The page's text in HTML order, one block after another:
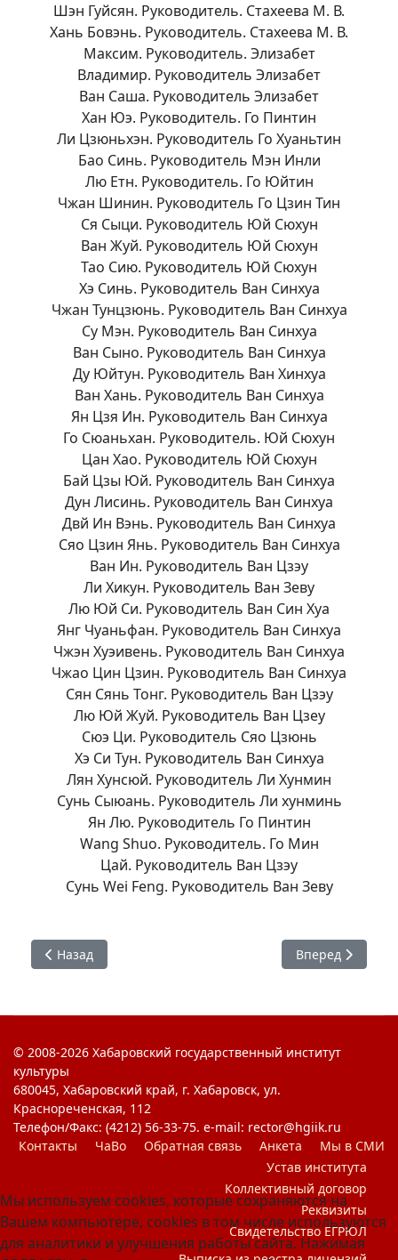
Шэн Гуйсян. Руководитель. Стахеева М. В.
Хань Бовэнь. Руководитель. Стахеева М. В.
Максим. Руководитель. Элизабет
Владимир. Руководитель Элизабет
Ван Саша. Руководитель Элизабет
Хан Юэ. Руководитель. Го Пинтин
Ли Цзюньхэн. Руководитель Го Хуаньтин
Бао Синь. Руководитель Мэн Инли
Лю Етн. Руководитель. Го Юйтин
Чжан Шинин. Руководитель Го Цзин Тин
Ся Сыци. Руководитель Юй Сюхун
Ван Жуй. Руководитель Юй Сюхун
Тао Сию. Руководитель Юй Сюхун
Хэ Синь. Руководитель Ван Синхуа
Чжан Тунцзюнь. Руководитель Ван Синхуа
Су Мэн. Руководитель Ван Синхуа
Ван Сыно. Руководитель Ван Синхуа
Ду Юйтун. Руководитель Ван Хинхуа
Ван Хань. Руководитель Ван Синхуа
Ян Цзя Ин. Руководитель Ван Синхуа
Го Сюаньхан. Руководитель. Юй Сюхун
Цан Хао. Руководитель Юй Сюхун
Бай Цзы Юй. Руководитель Ван Синхуа
Дун Лисинь. Руководитель Ван Синхуа
Двй Ин Вэнь. Руководитель Ван Синхуа
Сяо Цзин Янь. Руководитель Ван Синхуа
Ван Ин. Руководитель Ван Цзэу
Ли Хикун. Руководитель Ван Зеву
Лю Юй Си. Руководитель Ван Син Хуа
Янг Чуаньфан. Руководитель Ван Синхуа
Чжэн Хуэивень. Руководитель Ван Синхуа
Чжао Цин Цзин. Руководитель Ван Синхуа
Сян Сянь Тонг. Руководитель Ван Цзэу
Лю Юй Жуй. Руководитель Ван Цзеу
Сюэ Ци. Руководитель Сяо Цзюнь
Хэ Си Тун. Руководитель Ван Синхуа
Лян Хунсюй. Руководитель Ли Хунмин
Сунь Сыюань. Руководитель Ли хунминь
Ян Лю. Руководитель Го Пинтин
Wang Shuo. Руководитель. Го Мин
Цай. Руководитель Ван Цзэу
Сунь Wei Feng. Руководитель Ван Зеву
Предыдущий: Мастер-классы по основам пантомимы и
Назад Следующий:
Вперед
© 2008-2026 Хабаровский государственный институт
культуры
680045, Хабаровский край, г. Хабаровск, ул.
Краснореченская, 112
Телефон/Факс: (4212) 56-33-75. e-mail: rector@hgiik.ru
Контакты
ЧаВо Обратная связь Анкета
Мы в СМИ
Устав института
Коллективный договор
Реквизиты
Свидетельство ЕГРЮЛ
Мы используем cookies, которые сохраняются на
Вашем компьютере, cookies в том числе используются
для аналитики и улучшения работы сайта. Нажимая